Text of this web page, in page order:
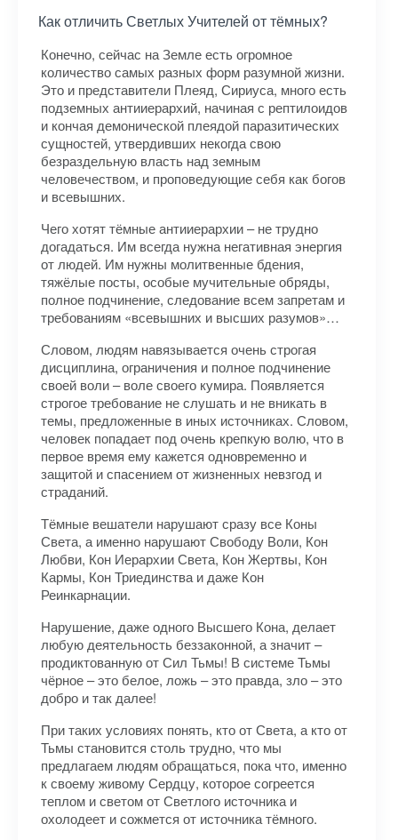
Как отличить Светлых Учителей от тёмных?
Конечно, сейчас на Земле есть огромное
количество самых разных форм разумной жизни.
Это и представители Плеяд, Сириуса, много есть
подземных антииерархий, начиная с рептилоидов
и кончая демонической плеядой паразитических
сущностей, утвердивших некогда свою
безраздельную власть над земным
человечеством, и проповедующие себя как богов
и всевышних.
Чего хотят тёмные антииерархии – не трудно
догадаться. Им всегда нужна негативная энергия
от людей. Им нужны молитвенные бдения,
тяжёлые посты, особые мучительные обряды,
полное подчинение, следование всем запретам и
требованиям «всевышних и высших разумов»…
Словом, людям навязывается очень строгая
дисциплина, ограничения и полное подчинение
своей воли – воле своего кумира. Появляется
строгое требование не слушать и не вникать в
темы, предложенные в иных источниках. Словом,
человек попадает под очень крепкую волю, что в
первое время ему кажется одновременно и
защитой и спасением от жизненных невзгод и
страданий.
Тёмные вешатели нарушают сразу все Коны
Света, а именно нарушают Свободу Воли, Кон
Любви, Кон Иерархии Света, Кон Жертвы, Кон
Кармы, Кон Триединства и даже Кон
Реинкарнации.
Нарушение, даже одного Высшего Кона, делает
любую деятельность беззаконной, а значит –
продиктованную от Сил Тьмы! В системе Тьмы
чёрное – это белое, ложь – это правда, зло – это
добро и так далее!
При таких условиях понять, кто от Света, а кто от
Тьмы становится столь трудно, что мы
предлагаем людям обращаться, пока что, именно
к своему живому Сердцу, которое согреется
теплом и светом от Светлого источника и
охолодеет и сожмется от источника тёмного.